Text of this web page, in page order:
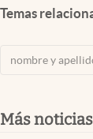
Temas
nombre y
Más